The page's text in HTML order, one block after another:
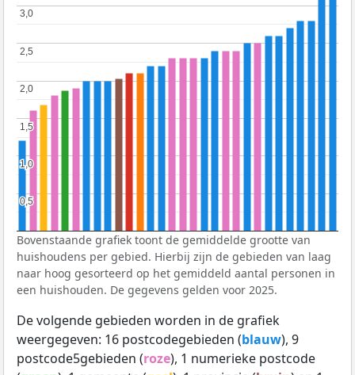
0,5
0,5
1,0
1,0
1,5
1,5
2,0
2,0
2,5
2,5
3,0
3,0
Bovenstaande grafiek toont de gemiddelde grootte van
huishoudens per gebied. Hierbij zijn de gebieden van laag
naar hoog gesorteerd op het gemiddeld aantal personen in
een huishouden. De gegevens gelden voor 2025.
De volgende gebieden worden in de grafiek
weergegeven: 16 postcodegebieden (blauw), 9
postcode5gebieden (roze), 1 numerieke postcode